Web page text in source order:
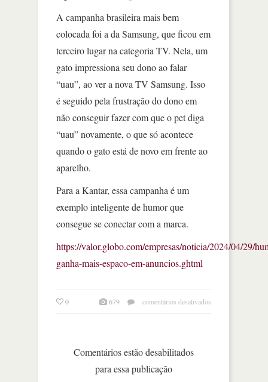
A campanha brasileira mais bem
colocada foi a da Samsung, que ficou em
terceiro lugar na categoria TV. Nela, um
gato impressiona seu dono ao falar
“uau”, ao ver a nova TV Samsung. Isso
é seguido pela frustração do dono em
não conseguir fazer com que o pet diga
“uau” novamente, o que só acontece
quando o gato está de novo em frente ao
aparelho.
Para a Kantar, essa campanha é um
exemplo inteligente de humor que
consegue se conectar com a marca.
https://valor.globo.com/empresas/noticia/2024/04/29/
ganha-mais-espaco-em-anuncios.ghtml
0 679 comentários desativados
Comentários estão desabilitados
para essa publicação